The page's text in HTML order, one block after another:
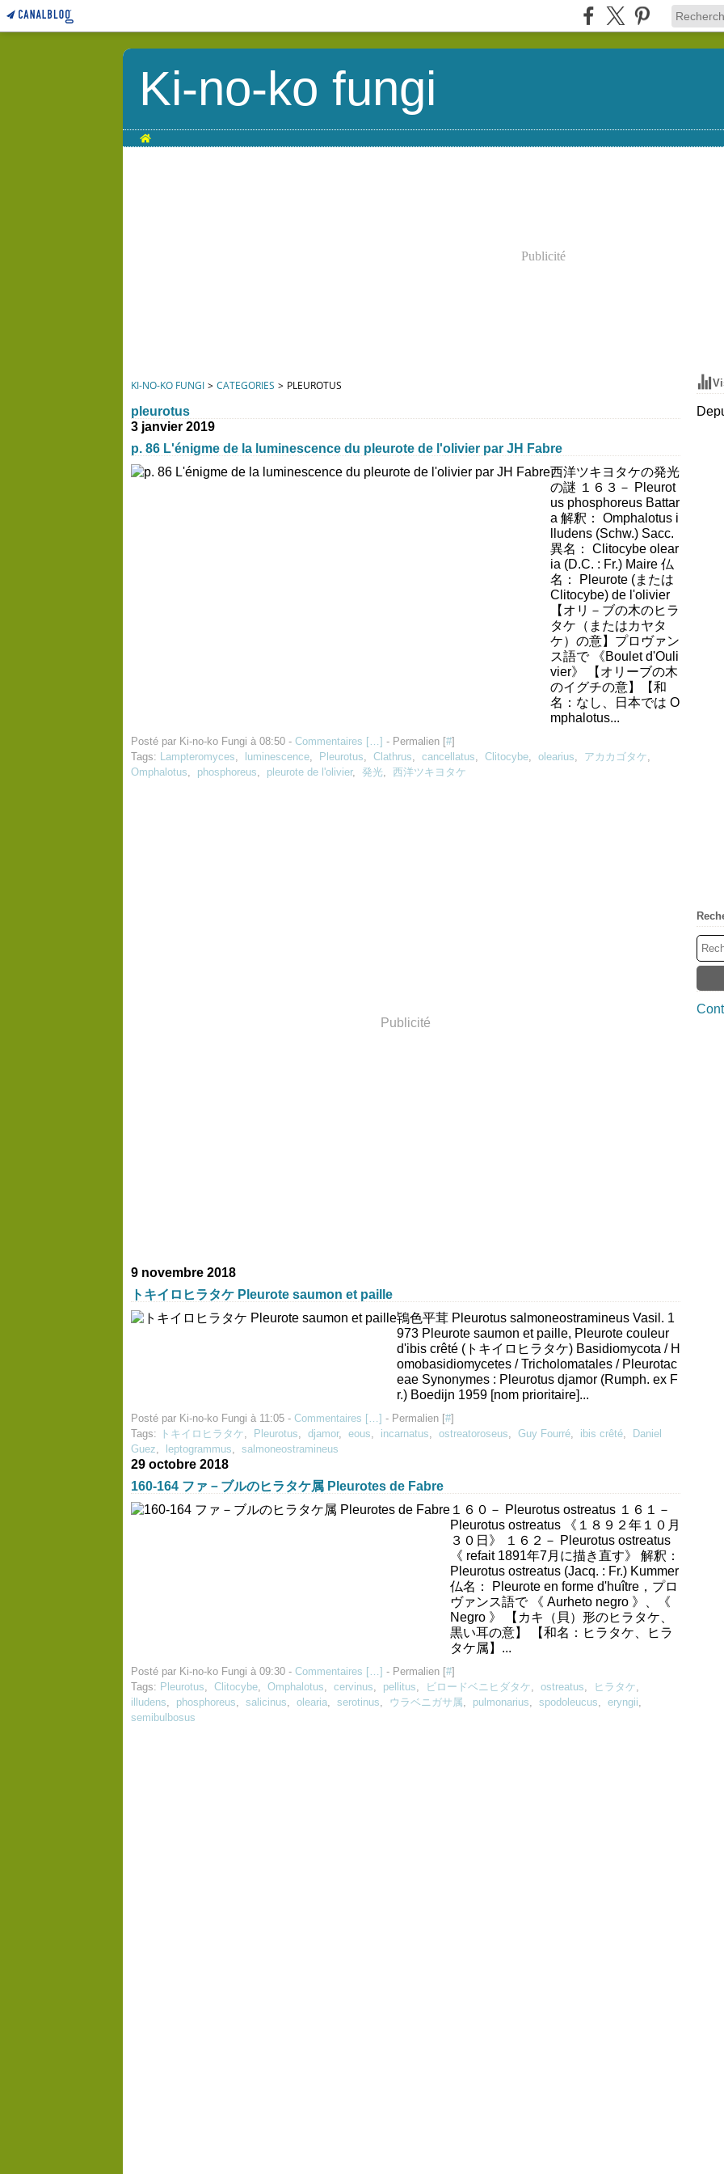
Ki-no-ko fungi
Home
Publicité
KI-NO-KO FUNGI > CATEGORIES > PLEUROTUS
pleurotus
3 janvier 2019
p. 86 L'énigme de la luminescence du pleurote de l'olivier par JH Fabre
西洋ツキヨタケの発光
の謎 １６３－ Pleurot
us phosphoreus Battar
a 解釈： Omphalotus i
lludens (Schw.) Sacc.
異名： Clitocybe olear
ia (D.C. : Fr.) Maire 仏
名： Pleurote (または
Clitocybe) de l'olivier
【オリ－ブの木のヒラ
タケ（またはカヤタ
ケ）の意】プロヴァン
ス語で 《Boulet d'Ouli
vier》 【オリーブの木
のイグチの意】【和
名：なし、日本では O
mphalotus...
Posté par Ki-no-ko Fungi à 08:50 - Commentaires […] - Permalien [#]
Tags: Lampteromyces, luminescence, Pleurotus, Clathrus, cancellatus, Clitocybe, olearius, アカカゴタケ,
Omphalotus, phosphoreus, pleurote de l'olivier, 発光, 西洋ツキヨタケ
Publicité
9 novembre 2018
トキイロヒラタケ Pleurote saumon et paille
鴇色平茸 Pleurotus salmoneostramineus Vasil. 1
973 Pleurote saumon et paille, Pleurote couleur
d'ibis crêté (トキイロヒラタケ) Basidiomycota / H
omobasidiomycetes / Tricholomatales / Pleurotac
eae Synonymes : Pleurotus djamor (Rumph. ex F
r.) Boedijn 1959 [nom prioritaire]...
Posté par Ki-no-ko Fungi à 11:05 - Commentaires […] - Permalien [#]
Tags:
トキイロヒラタケ, Pleurotus, djamor, eous, incarnatus, ostreatoroseus, Guy Fourré, ibis crêté,
Daniel
Guez, leptogrammus, salmoneostramineus
29 octobre 2018
160-164 ファ－ブルのヒラタケ属 Pleurotes de Fabre
１６０－ Pleurotus ostreatus １６１－
Pleurotus ostreatus 《１８９２年１０月
３０日》 １６２－ Pleurotus ostreatus
《 refait 1891年7月に描き直す》 解釈：
Pleurotus ostreatus (Jacq. : Fr.) Kummer
仏名： Pleurote en forme d'huître，プロ
ヴァンス語で 《 Aurheto negro 》、《
Negro 》 【カキ（貝）形のヒラタケ、
黒い耳の意】 【和名：ヒラタケ、ヒラ
タケ属】...
Posté par Ki-no-ko Fungi à 09:30 - Commentaires […] - Permalien [#]
Tags: Pleurotus, Clitocybe, Omphalotus, cervinus, pellitus, ビロードベニヒダタケ, ostreatus, ヒラタケ,
illudens, phosphoreus, salicinus, olearia, serotinus, ウラベニガサ属, pulmonarius, spodoleucus, eryngii,
semibulbosus